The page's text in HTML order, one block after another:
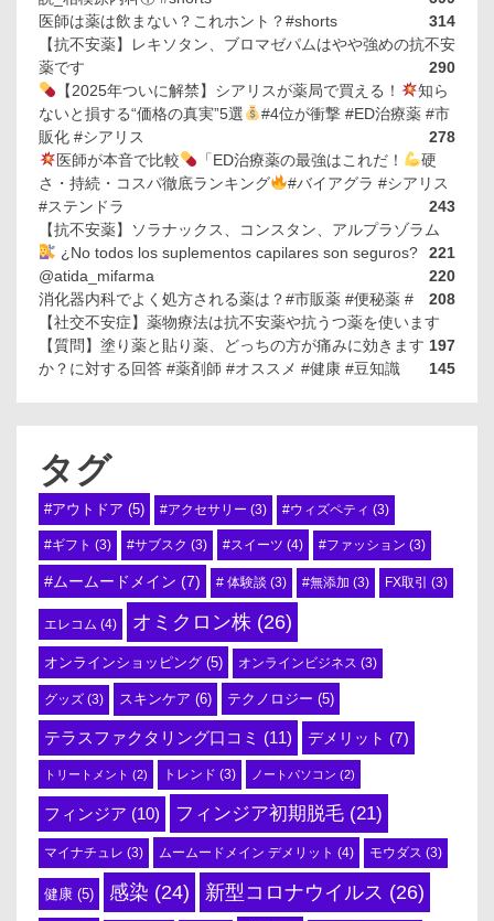
医師は薬は飲まない？これホント？#shorts
314
【抗不安薬】レキソタン、ブロマゼパムはやや強めの抗不安
薬です
290
【2025年ついに解禁】シアリスが薬局で買える！
知ら
ないと損する“価格の真実”5選
#4位が衝撃 #ED治療薬 #市
販化 #シアリス
278
医師が本音で比較
「ED治療薬の最強はこれだ！
硬
さ・持続・コスパ徹底ランキング
#バイアグラ #シアリス
#ステンドラ
243
【抗不安薬】ソラナックス、コンスタン、アルプラゾラム
221
¿No todos los suplementos capilares son seguros?
@atida_mifarma
220
消化器内科でよく処方される薬は？#市販薬 #便秘薬 #
208
【社交不安症】薬物療法は抗不安薬や抗うつ薬を使います
197
【質問】塗り薬と貼り薬、どっちの方が痛みに効きます
か？に対する回答 #薬剤師 #オススメ #健康 #豆知識
145
タグ
#アウトドア (5) #アクセサリー (3) #ウィズペティ (3)
#ギフト (3) #サブスク (3) #スイーツ (4) #ファッション (3)
#ムームードメイン (7) # 体験談 (3) #無添加 (3) FX取引 (3)
エレコム (4) オミクロン株 (26)
オンラインショッピング (5) オンラインビジネス (3)
グッズ (3) スキンケア (6) テクノロジー (5)
テラスファクタリング口コミ (11) デメリット (7)
トリートメント (2) トレンド (3) ノートパソコン (2)
フィンジア (10) フィンジア初期脱毛 (21)
マイナチュレ (3) ムームードメイン デメリット (4) モウダス (3)
健康 (5) 感染 (24) 新型コロナウイルス (26)